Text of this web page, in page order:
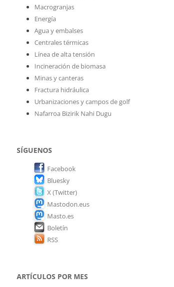
Macrogranjas
Energía
Agua y embalses
Centrales térmicas
Línea de alta tensión
Incineración de biomasa
Minas y canteras
Fractura hidráulica
Urbanizaciones y campos de golf
Nafarroa Bizirik Nahi Dugu
SÍGUENOS
Facebook
Bluesky
X (Twitter)
Mastodon.eus
Masto.es
Boletín
RSS
ARTÍCULOS POR MES